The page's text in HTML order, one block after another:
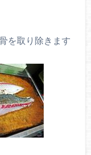
を取り除きます